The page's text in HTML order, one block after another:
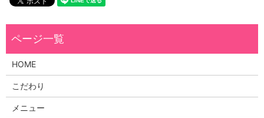
HOME
こだわり
メニュー